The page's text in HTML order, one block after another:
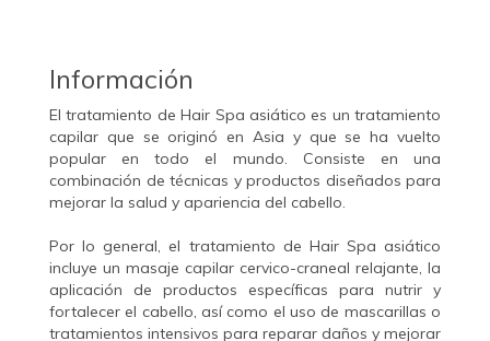
Información
El tratamiento de Hair Spa asiático es un tratamiento
capilar que se originó en Asia y que se ha vuelto
popular en todo el mundo. Consiste en una
combinación de técnicas y productos diseñados para
mejorar la salud y apariencia del cabello.
Por lo general, el tratamiento de Hair Spa asiático
incluye un masaje capilar cervico-craneal relajante, la
aplicación de productos específicas para nutrir y
fortalecer el cabello, así como el uso de mascarillas o
tratamientos intensivos para reparar daños y mejorar